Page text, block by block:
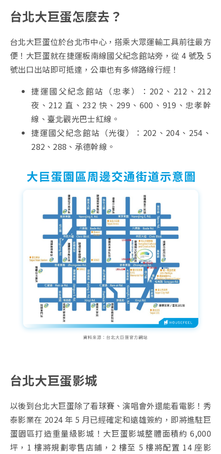
台北大巨蛋怎麼去？
台北大巨蛋位於台北市中心，搭乘大眾運輸工具前往最方
便！大巨蛋就在捷運板南線國父紀念館站旁，從 4 號及 5
號出口出站即可抵達，公車也有多條路線行經！
捷運國父紀念館站（忠孝）：202、212、212
夜、212 直、232 快、299、600、919、忠孝幹
線、臺北觀光巴士紅線。
捷運國父紀念館站（光復）：202、204、254、
282、288、承德幹線。
台北大巨蛋影城
以後到台北大巨蛋除了看球賽、演唱會外還能看電影！秀
泰影業在 2024 年 5 月已經確定和遠雄簽約，即將進駐巨
蛋園區打造重量級影城！大巨蛋影城整體面積約 6,000
坪， 1 樓將規劃零售店鋪，2 樓至 5 樓將配置 14 座影